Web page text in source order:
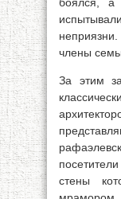
члены
За этим
стены